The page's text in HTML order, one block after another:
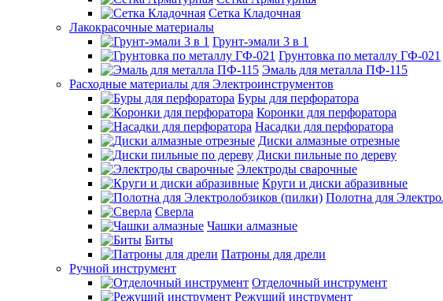
Сетка Кладочная
Лакокрасочные материалы
Грунт-эмали 3 в 1
Грунтовка по металлу ГФ-021
Эмаль для металла ПФ-115
Расходные материалы для Электроинструментов
Буры для перфоратора
Коронки для перфоратора
Насадки для перфоратора
Диски алмазные отрезные
Диски пильные по дереву
Электроды сварочные
Круги и диски абразивные
Полотна для
Сверла
Чашки алмазные
Биты
Патроны для дрели
Ручной инструмент
Отделочный инструмент
Режущий инструмент